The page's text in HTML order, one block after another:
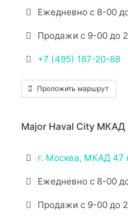
Ежедневно с 8-00
Продажи с 9-00 до
+7 (495) 187-20-88
Проложить маршрут
Major Haval City МКАД
г. Москва, МКАД 47
Ежедневно с 8-00
Продажи с 9-00 до